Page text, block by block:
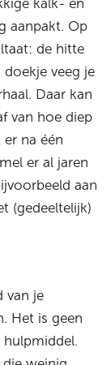
kalk- en
aanpakt. Op
de hitte
veeg je
Daar kan
van hoe diep
na één
er al jaren
aan
(gedeeltelijk)
van je
Het is geen